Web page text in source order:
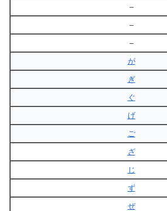
–
–
–
が
ぎ
ぐ
げ
ご
ざ
じ
ず
ぜ